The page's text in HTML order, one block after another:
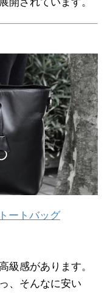
ートバッグ
級感があります。
、そんなに安い